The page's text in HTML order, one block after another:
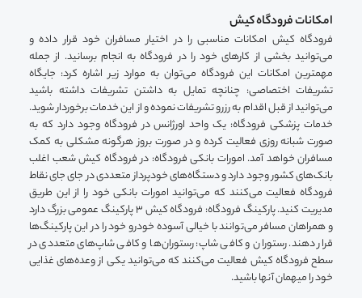
امکانات فرودگاه کیش
فرودگاه کیش امکانات مناسبی را در اختیار مسافران خود قرار داده و
می‌توانید بخشی از کارهای خود را در فرودگاه به انجام برسانید. از جمله
مهمترین امکانات این فرودگاه می‌توان به موارد زیر اشاره کرد: جایگاه
تشریفات اختصاصی: چنانچه تمایل به داشتن تشریفات داشته باشید
می‌توانید از قبل اقدام به رزرو تشریفات نموده و از این خدمات برخوردار شوید.
خدمات پزشکی فرودگاه: یک واحد اورژانس در فرودگاه وجود دارد که به
صورت شبانه روزی فعالیت کرده و در صورت بروز هرگونه مشکلی به کمک
مسافران خواهد آمد. امورات بانکی فرودگاه: در فرودگاه کیش شعب اغلب
بانک‌های کشور وجود دارد و دستگاه‌های خودپرداز متعددی در جای جای نقاط
فرودگاه فعالیت می‌کنند که می‌توانید امورات بانکی خود را از این طریق
مدیریت کنید. پارکینگ فرودگاه: فرودگاه کیش 3 پارکینگ عمومی بزرگ دارد
و همراهان مسافر می‌توانند با خیالی آسوده خودرو خود را در این پارکینگ‌ها
قرار دهند. رستوران و کافی شاپ: رستوران‌ها و کافی شاپ‌های متعددی در
سطح فرودگاه کیش فعالیت می‌کنند که می‌توانید یکی از وعده‌های غذایی
خود را میهمان آنها باشید.